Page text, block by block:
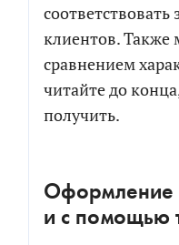
клиентов. Также
сравнением
читайте до
получить.
Оформление
и с помощью